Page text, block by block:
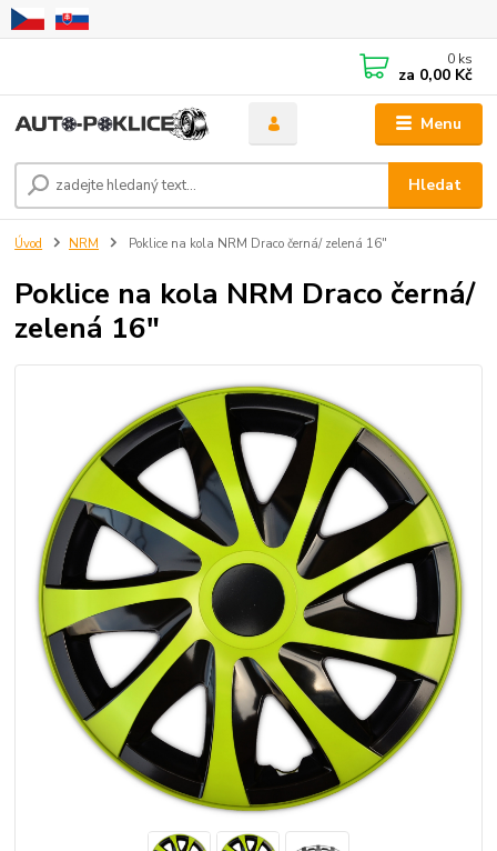
Menu
Hledat
0 ks
za 0,00 Kč
Úvod NRM Poklice na kola NRM Draco černá/ zelená 16"
Poklice na kola NRM Draco černá/
zelená 16"